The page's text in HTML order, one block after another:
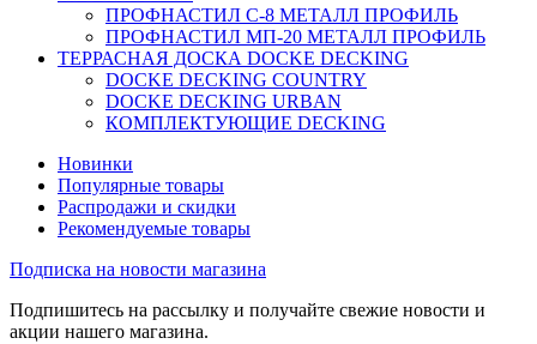
ПРОФНАСТИЛ C-8 МЕТАЛЛ ПРОФИЛЬ
ПРОФНАСТИЛ МП-20 МЕТАЛЛ ПРОФИЛЬ
ТЕРРАСНАЯ ДОСКА DOCKE DECKING
DOCKE DECKING COUNTRY
DOCKE DECKING URBAN
КОМПЛЕКТУЮЩИЕ DECKING
Новинки
Популярные товары
Распродажи и скидки
Рекомендуемые товары
Подписка на новости магазина
Подпишитесь на рассылку и получайте свежие новости и
акции нашего магазина.